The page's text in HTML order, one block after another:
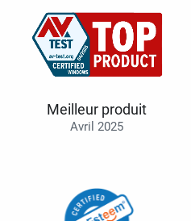
Meilleur produit
Avril 2025